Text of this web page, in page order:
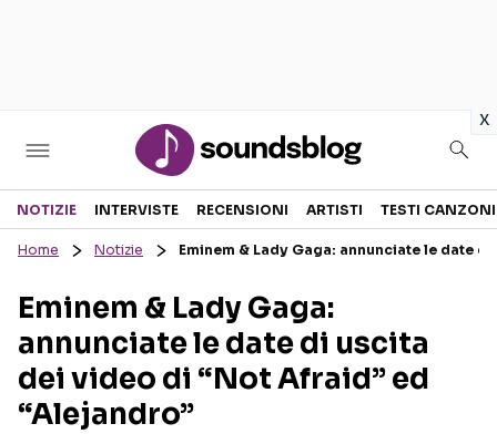
x
Sezioni
RECENSIONI MUSICALI
INTERVISTE
GOSSIP E CURIOSITÀ
TESTI CANZONI
TOUR ED EVENTI
TALENT SHOW
NOTIZIE INTERVISTE RECENSIONI ARTISTI TESTI CANZONI
Home Notizie Eminem & Lady Gaga: annunciate le date
Eminem & Lady Gaga:
annunciate le date di uscita
dei video di “Not Afraid” ed
“Alejandro”